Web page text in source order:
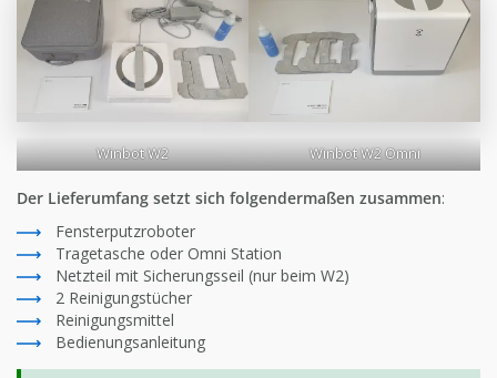
Winbot W2 Winbot W2 Omni
Der Lieferumfang setzt sich folgendermaßen zusammen:
Fensterputzroboter
Tragetasche oder Omni Station
Netzteil mit Sicherungsseil (nur beim W2)
2 Reinigungstücher
Reinigungsmittel
Bedienungsanleitung